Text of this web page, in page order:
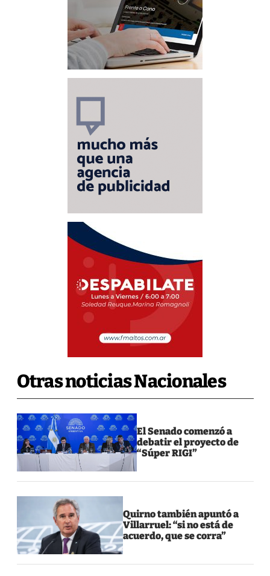
Otras noticias Nacionales
El Senado comenzó a
debatir el proyecto de
“Súper RIGI”
Quirno también apuntó a
Villarruel: “si no está de
acuerdo, que se corra”